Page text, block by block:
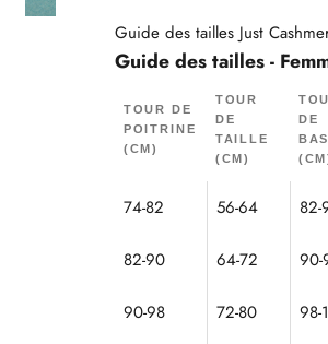
Vert Chiné
Guide des tailles Just
Guide des tailles -
TOUR DE
POITRINE
(CM)
TOUR
DE
TAILLE
(CM)
DE
74-82 56-64 82-
82-90 64-72 90-
90-98 72-80 98-